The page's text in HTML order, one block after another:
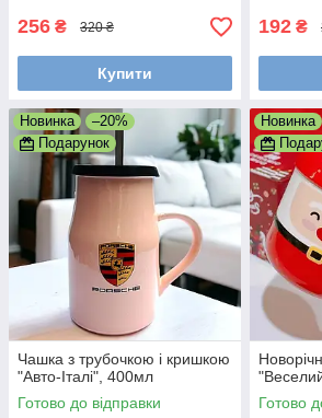
256 ₴ 320 ₴
Купити
192 ₴
Новинка
–20%
Подарунок
Чашка з трубочкою і кришкою
"Авто-Італі", 400мл
Готово до відправки
Новинка
Готово